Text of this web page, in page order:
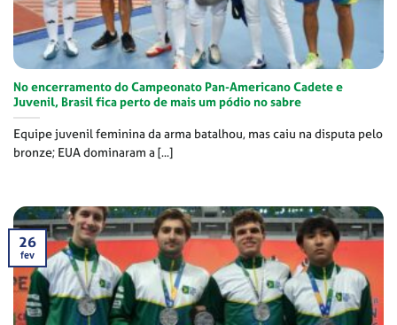
No encerramento do Campeonato Pan-Americano Cadete e
Juvenil, Brasil fica perto de mais um pódio no sabre
Equipe juvenil feminina da arma batalhou, mas caiu na disputa pelo
bronze; EUA dominaram a [...]
26
fev